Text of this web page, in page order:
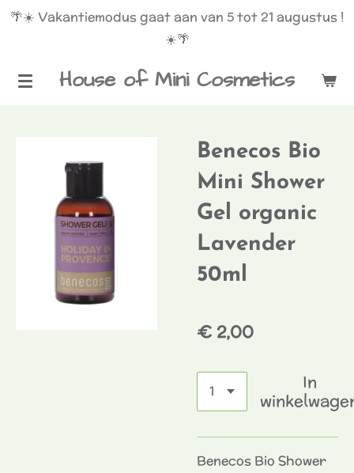
Ga
de
House of Mini Cosmetics
🌴☀️ Vakantiemodus gaat aan van 5 tot 21 augustus !
☀️🌴
Benecos Bio
Mini Shower
Gel organic
Lavender
50ml
€ 2,00
In
Benecos Bio Shower